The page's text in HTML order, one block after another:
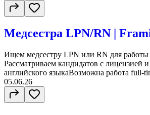
Медсестра LPN/RN |
Ищем медсестру LPN или RN для работы
Рассматриваем кандидатов с лицензией
английского языкаВозможна работа full-
05.06.26